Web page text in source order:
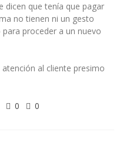
dicen que tenía que pagar
no tienen ni un gesto
proceder a un nuevo
al cliente presimo
0 0